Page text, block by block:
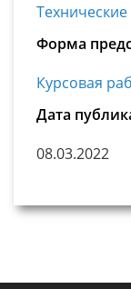
Форма
Курсовая
Дата
08.03.2022